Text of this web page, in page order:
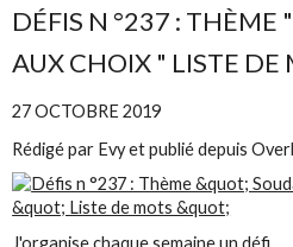
DÉFIS N °237 : THÈME
AUX CHOIX " LISTE DE
27 OCTOBRE 2019
Rédigé par Evy et publié depuis
J'organise chaque semaine un défi